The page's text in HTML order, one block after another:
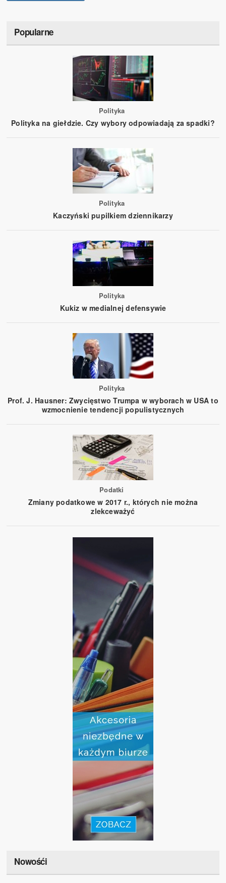
Popularne
Polityka
Polityka na giełdzie. Czy wybory odpowiadają za spadki?
Polityka
Kaczyński pupilkiem dziennikarzy
Polityka
Kukiz w medialnej defensywie
Polityka
Prof. J. Hausner: Zwycięstwo Trumpa w wyborach w USA to
wzmocnienie tendencji populistycznych
Podatki
Zmiany podatkowe w 2017 r., których nie można
zlekceważyć
Nowośći